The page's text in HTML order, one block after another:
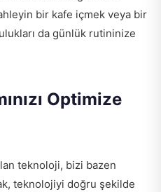
bir kafe içmek veya bir
da günlük rutininize
Optimize
teknoloji, bizi bazen
teknolojiyi doğru şekilde